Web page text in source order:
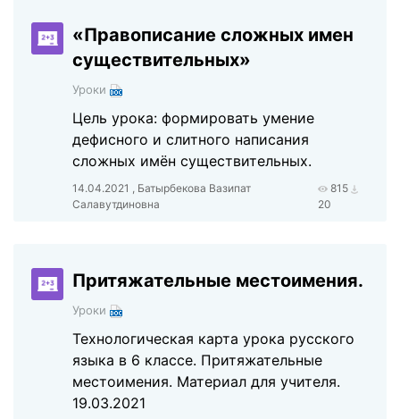
«Правописание сложных имен
существительных»
Уроки
Цель урока: формировать умение
дефисного и слитного написания
сложных имён существительных.
14.04.2021 , Батырбекова Вазипат
Салавутдиновна
815
20
Притяжательные местоимения.
Уроки
Технологическая карта урока русского
языка в 6 классе. Притяжательные
местоимения. Материал для учителя.
19.03.2021